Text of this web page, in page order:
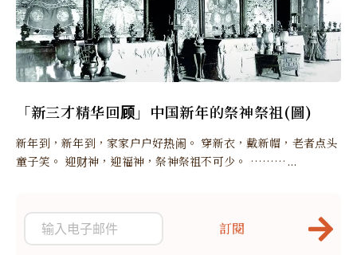
「新三才精华回顾」中国新年的祭神祭祖(圖)
新年到，新年到，家家户户好热闹。 穿新衣，戴新帽，老者点头
童子笑。 迎财神，迎福神，祭神祭祖不可少。 ………...
訂閱